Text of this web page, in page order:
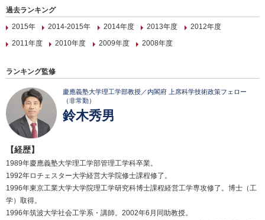
過去ランキング
2015年
2014-2015年 2014年度 2013年度
2012年度
2011年度
2010年度 2009年度 2008年度
ランキング監修
慶應義塾大学理工学部教授／内閣府 上席科学技術政策フェロー
（非常勤）
鈴木秀男
【経歴】
1989年慶應義塾大学理工学部管理工学科卒業。
1992年ロチェスター大学経営大学院修士課程修了。
1996年東京工業大学大学院理工学研究科博士課程経営工学専攻修了。博士（工
学）取得。
1996年筑波大学社会工学系・講師。2002年6月同助教授。